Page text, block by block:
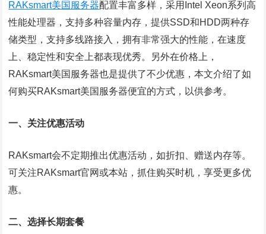
RAKsmart美国服务器配置丰富多样，采用Intel Xeon系列高
性能处理器，支持多种容量内存，提供SSD和HDD两种存
储类型，支持多线路接入，拥有非常强大的性能，在速度
上、稳定性和安全上都表现优秀。另外在价格上，
RAKsmart美国服务器也是提供了不少优惠，本文介绍了如
何购买RAKsmart美国服务器便宜的方式，以供参考。
一、关注优惠活动
RAKsmart会不定期推出优惠活动，如折扣、赠送内存等。
可关注RAKsmart官网或本站，抓住购买时机，享受更多优
惠。
二、选择长期套餐